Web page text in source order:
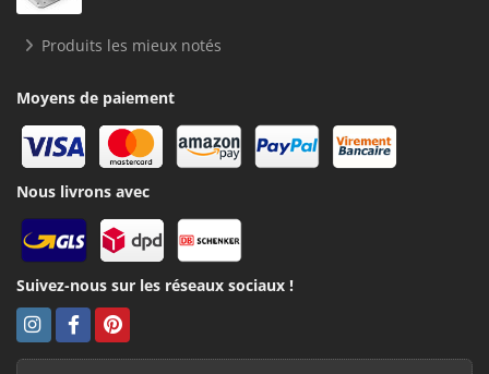
Produits les mieux notés
Moyens de paiement
Nous livrons avec
Suivez-nous sur les réseaux sociaux !